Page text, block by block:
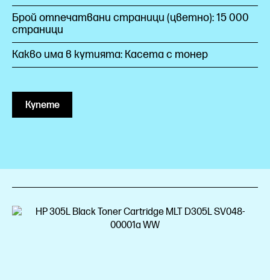
Брой отпечатвани страници (цветно): 15 000
страници
Какво има в кутията: Касета с тонер
Купете